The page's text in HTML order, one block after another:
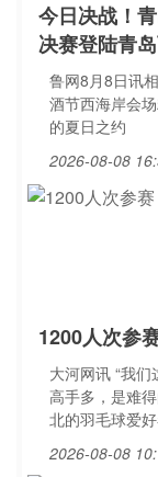
今日决战！
决赛登陆青
鲁网8月8日讯
酒节西海岸会
的夏日之约
2026-08-08
1200人次参
大河网讯 “我们
高手多，是难
北的羽毛球爱
2026-08-08